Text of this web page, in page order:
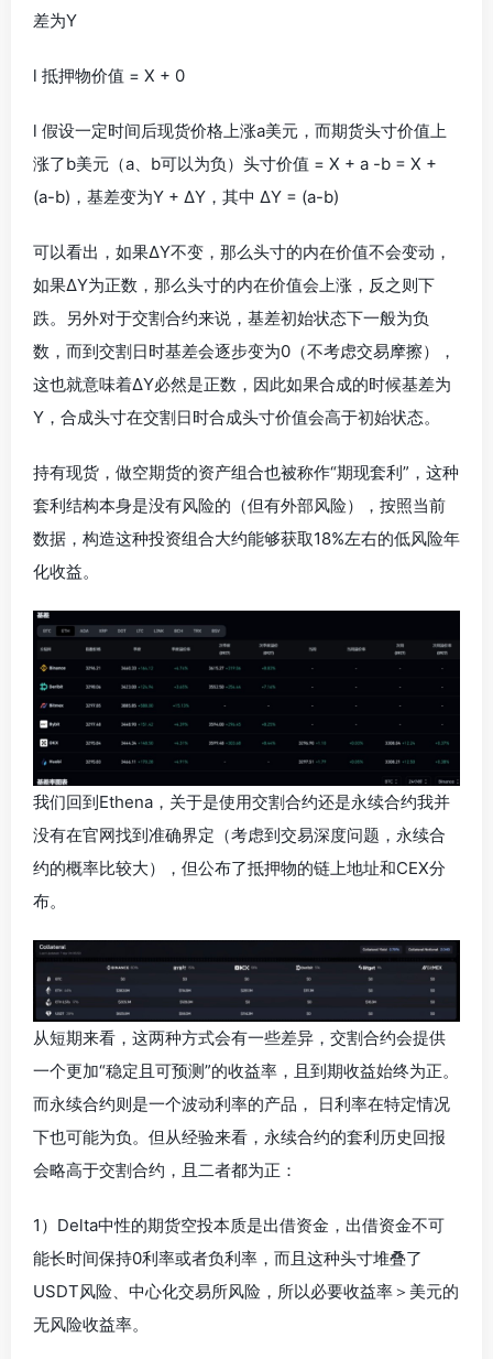
差为Y
l 抵押物价值 = X + 0
l 假设一定时间后现货价格上涨a美元，而期货头寸价值上
涨了b美元（a、b可以为负）头寸价值 = X + a -b = X +
(a-b)，基差变为Y + ΔY，其中 ΔY = (a-b)
可以看出，如果ΔY不变，那么头寸的内在价值不会变动，
如果ΔY为正数，那么头寸的内在价值会上涨，反之则下
跌。另外对于交割合约来说，基差初始状态下一般为负
数，而到交割日时基差会逐步变为0（不考虑交易摩擦），
这也就意味着ΔY必然是正数，因此如果合成的时候基差为
Y，合成头寸在交割日时合成头寸价值会高于初始状态。
持有现货，做空期货的资产组合也被称作“期现套利”，这种
套利结构本身是没有风险的（但有外部风险），按照当前
数据，构造这种投资组合大约能够获取18%左右的低风险年
化收益。
我们回到Ethena，关于是使用交割合约还是永续合约我并
没有在官网找到准确界定（考虑到交易深度问题，永续合
约的概率比较大），但公布了抵押物的链上地址和CEX分
布。
从短期来看，这两种方式会有一些差异，交割合约会提供
一个更加“稳定且可预测”的收益率，且到期收益始终为正。
而永续合约则是一个波动利率的产品， 日利率在特定情况
下也可能为负。但从经验来看，永续合约的套利历史回报
会略高于交割合约，且二者都为正：
1）Delta中性的期货空投本质是出借资金，出借资金不可
能长时间保持0利率或者负利率，而且这种头寸堆叠了
USDT风险、中心化交易所风险，所以必要收益率＞美元的
无风险收益率。